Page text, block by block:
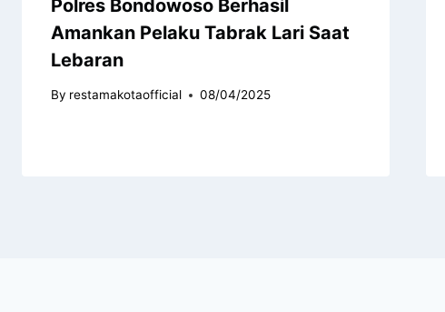
Polres Bondowoso Berhasil
Amankan Pelaku Tabrak Lari Saat
Lebaran
By restamakotaofficial 08/04/2025